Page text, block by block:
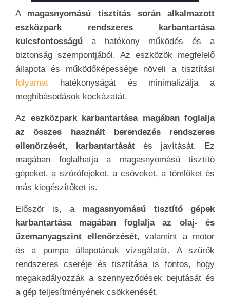
A magasnyomású tisztítás során alkalmazott
eszközpark rendszeres karbantartása
kulcsfontosságú a hatékony működés és a
biztonság szempontjából. Az eszközök megfelelő
állapota és működőképessége növeli a tisztítási
folyamat hatékonyságát és minimalizálja a
meghibásodások kockázatát.
Az eszközpark karbantartása magában foglalja
az összes használt berendezés rendszeres
ellenőrzését, karbantartását és javítását. Ez
magában foglalhatja a magasnyomású tisztító
gépeket, a szórófejeket, a csöveket, a tömlőket és
más kiegészítőket is.
Először is, amagasnyomású tisztító gépek
karbantartása magában foglalja az olaj- és
üzemanyagszint ellenőrzését, valamint a motor
és a pumpa állapotának vizsgálatát. A szűrők
rendszeres cseréje és tisztítása is fontos, hogy
megakadályozzák a szennyeződések bejutását és
a gép teljesítményének csökkenését.